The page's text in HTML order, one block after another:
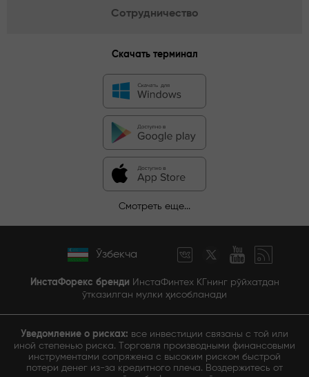
Сотрудничество
Скачать терминал
Смотреть еще...
Ўзбекча
ИнстаФорекс бренди ИнстаФинтех КГнинг рўйхатдан
ўтказилган мулки ҳисобланади
Уведомление о рисках: все инвестиции связаны с той или
иной степенью риска. Торговля производными финансовыми
инструментами сопряжена с высоким риском быстрой
потери денег из-за кредитного плеча. Воздержитесь от